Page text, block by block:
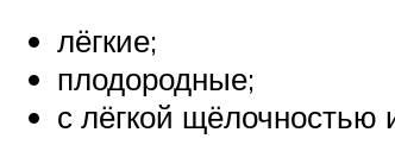
лёгкие;
плодородные;
с лёгкой щёлочностью